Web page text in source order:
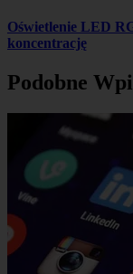
Oświetlenie LED
koncentrację
Podobne